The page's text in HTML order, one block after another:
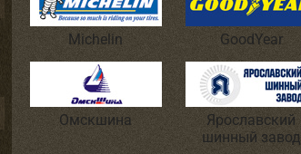
Michelin GoodYear
Омскшина
Ярославский
шинный завод